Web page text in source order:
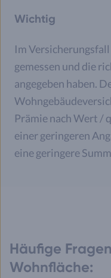
Wichtig
Im
gemessen und die
angegeben haben.
Prämie nach Wert /
einer geringeren
eine geringere
Häufige
Wohnfläche: